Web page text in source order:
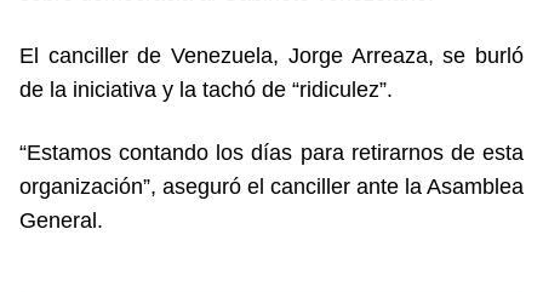
El canciller de Venezuela, Jorge Arreaza, se burló
de la iniciativa y la tachó de “ridiculez”.
“Estamos contando los días para retirarnos de esta
organización”, aseguró el canciller ante la Asamblea
General.